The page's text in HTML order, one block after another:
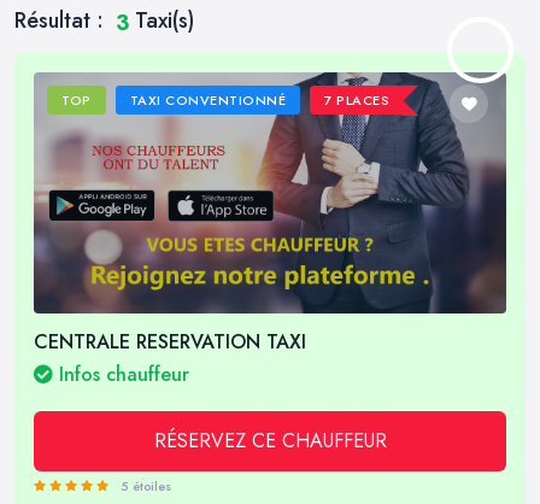
Résultat : 3 Taxi(s)
TOP TAXI CONVENTIONNÉ 7 PLACES
CENTRALE RESERVATION TAXI
Infos chauffeur
RÉSERVEZ CE CHAUFFEUR
5 étoiles